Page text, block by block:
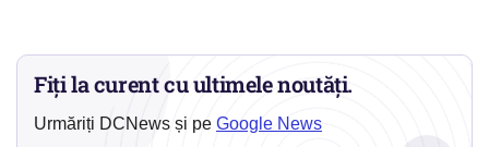
Fiți la curent cu ultimele noutăți.
Urmăriți DCNews și pe Google News